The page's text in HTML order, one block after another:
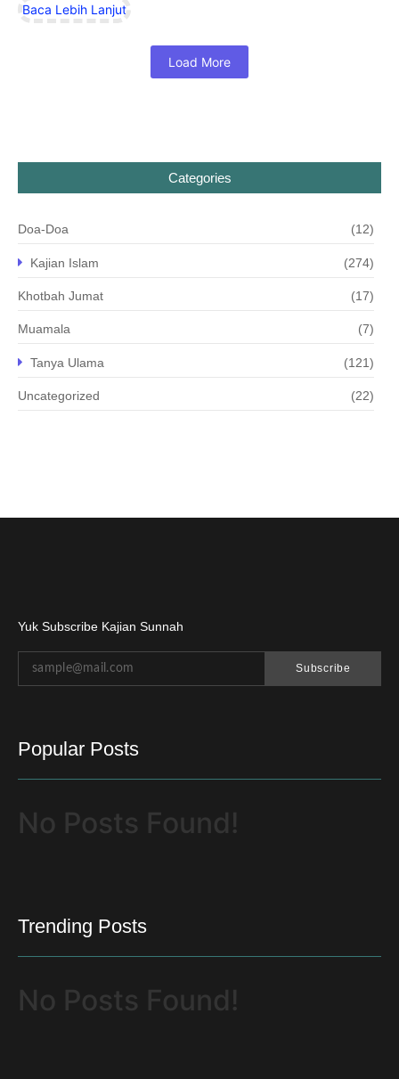
Baca Lebih Lanjut
Load More
Categories
Doa-Doa (12)
Kajian Islam (274)
Khotbah Jumat (17)
Muamala (7)
Tanya Ulama (121)
Uncategorized (22)
Yuk Subscribe Kajian Sunnah
Subscribe
Popular Posts
No Posts Found!
Trending Posts
No Posts Found!